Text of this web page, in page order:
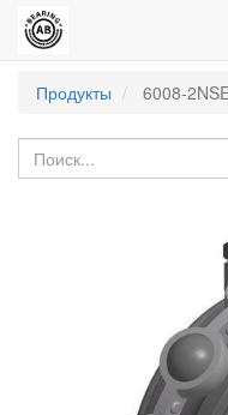
Продукты
6008-